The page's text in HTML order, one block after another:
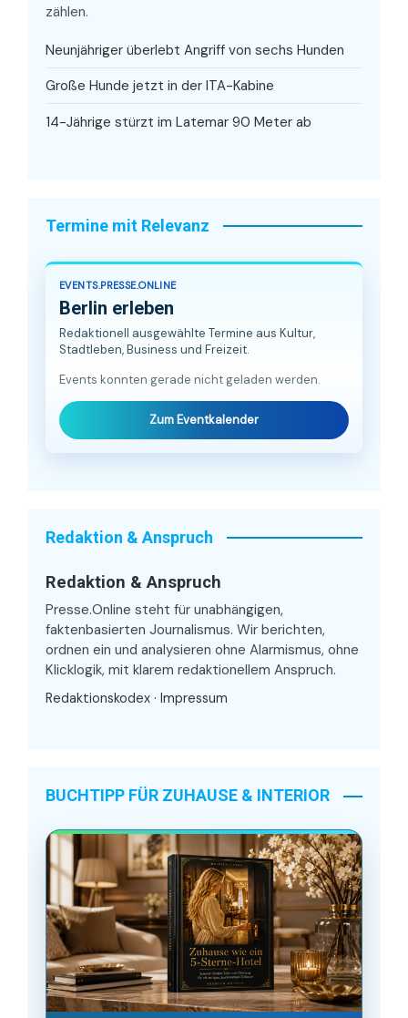
zählen.
Neunjähriger überlebt Angriff von sechs Hunden
Große Hunde jetzt in der ITA-Kabine
14-Jährige stürzt im Latemar 90 Meter ab
Termine mit Relevanz
EVENTS.PRESSE.ONLINE
Berlin erleben
Redaktionell ausgewählte Termine aus Kultur,
Stadtleben, Business und Freizeit.
Events konnten gerade nicht geladen werden.
Zum Eventkalender
Redaktion & Anspruch
Redaktion & Anspruch
Presse.Online steht für unabhängigen,
faktenbasierten Journalismus. Wir berichten,
ordnen ein und analysieren ohne Alarmismus, ohne
Klicklogik, mit klarem redaktionellem Anspruch.
Redaktionskodex · Impressum
BUCHTIPP FÜR ZUHAUSE & INTERIOR